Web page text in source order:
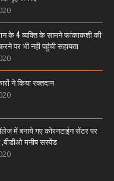
के 4 व्यक्ति के सामने फांकाकशी की
पर भी नही पहुंची सहायता
ने किया रक्तदान
में बनाये गए कोरनटाईन सेंटर पर
मनीष सस्पेंड